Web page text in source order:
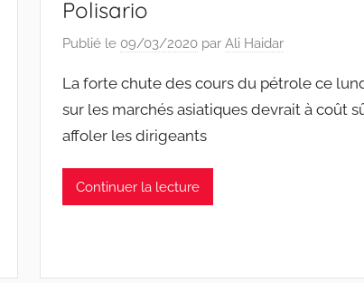
Polisario
Publié le 09/03/2020 parAli Haidar
La forte chute des cours du pétrole ce
sur les marchés asiatiques devrait à coût
affoler les dirigeants
Continuer la lecture